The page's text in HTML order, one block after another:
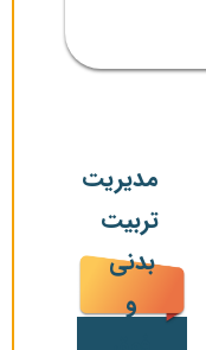
مدیریت
تربیت
بدنی
و